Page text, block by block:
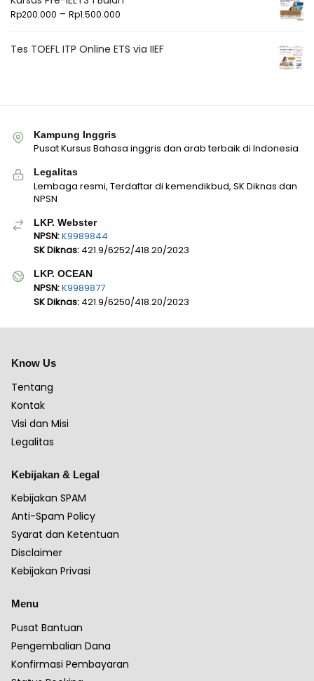
Rp200.000 – Rp1.500.000
Tes TOEFL ITP Online ETS via IIEF
Kampung Inggris
Pusat Kursus Bahasa inggris dan arab terbaik di Indonesia
Legalitas
Lembaga resmi, Terdaftar di kemendikbud, SK Diknas dan
NPSN
LKP. Webster
NPSN:K9989844
SK Diknas: 421.9/6252/418.20/2023
LKP. OCEAN
NPSN:K9989877
SK Diknas: 421.9/6250/418.20/2023
Know Us
Tentang
Kontak
Visi dan Misi
Legalitas
Kebijakan & Legal
Kebijakan SPAM
Anti-Spam Policy
Syarat dan Ketentuan
Disclaimer
Kebijakan Privasi
Menu
Pusat Bantuan
Pengembalian Dana
Konfirmasi Pembayaran